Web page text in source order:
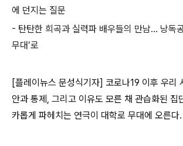
에 던지는 질문
- 탄탄한 희곡과 실력파 배우들의 만남… 낭독
무대’로
[플레이뉴스 문성식기자] 코로나19 이후 우리
안과 통제, 그리고 이유도 모른 채 관습화된 집
카롭게 파헤치는 연극이 대학로 무대에 오른다.